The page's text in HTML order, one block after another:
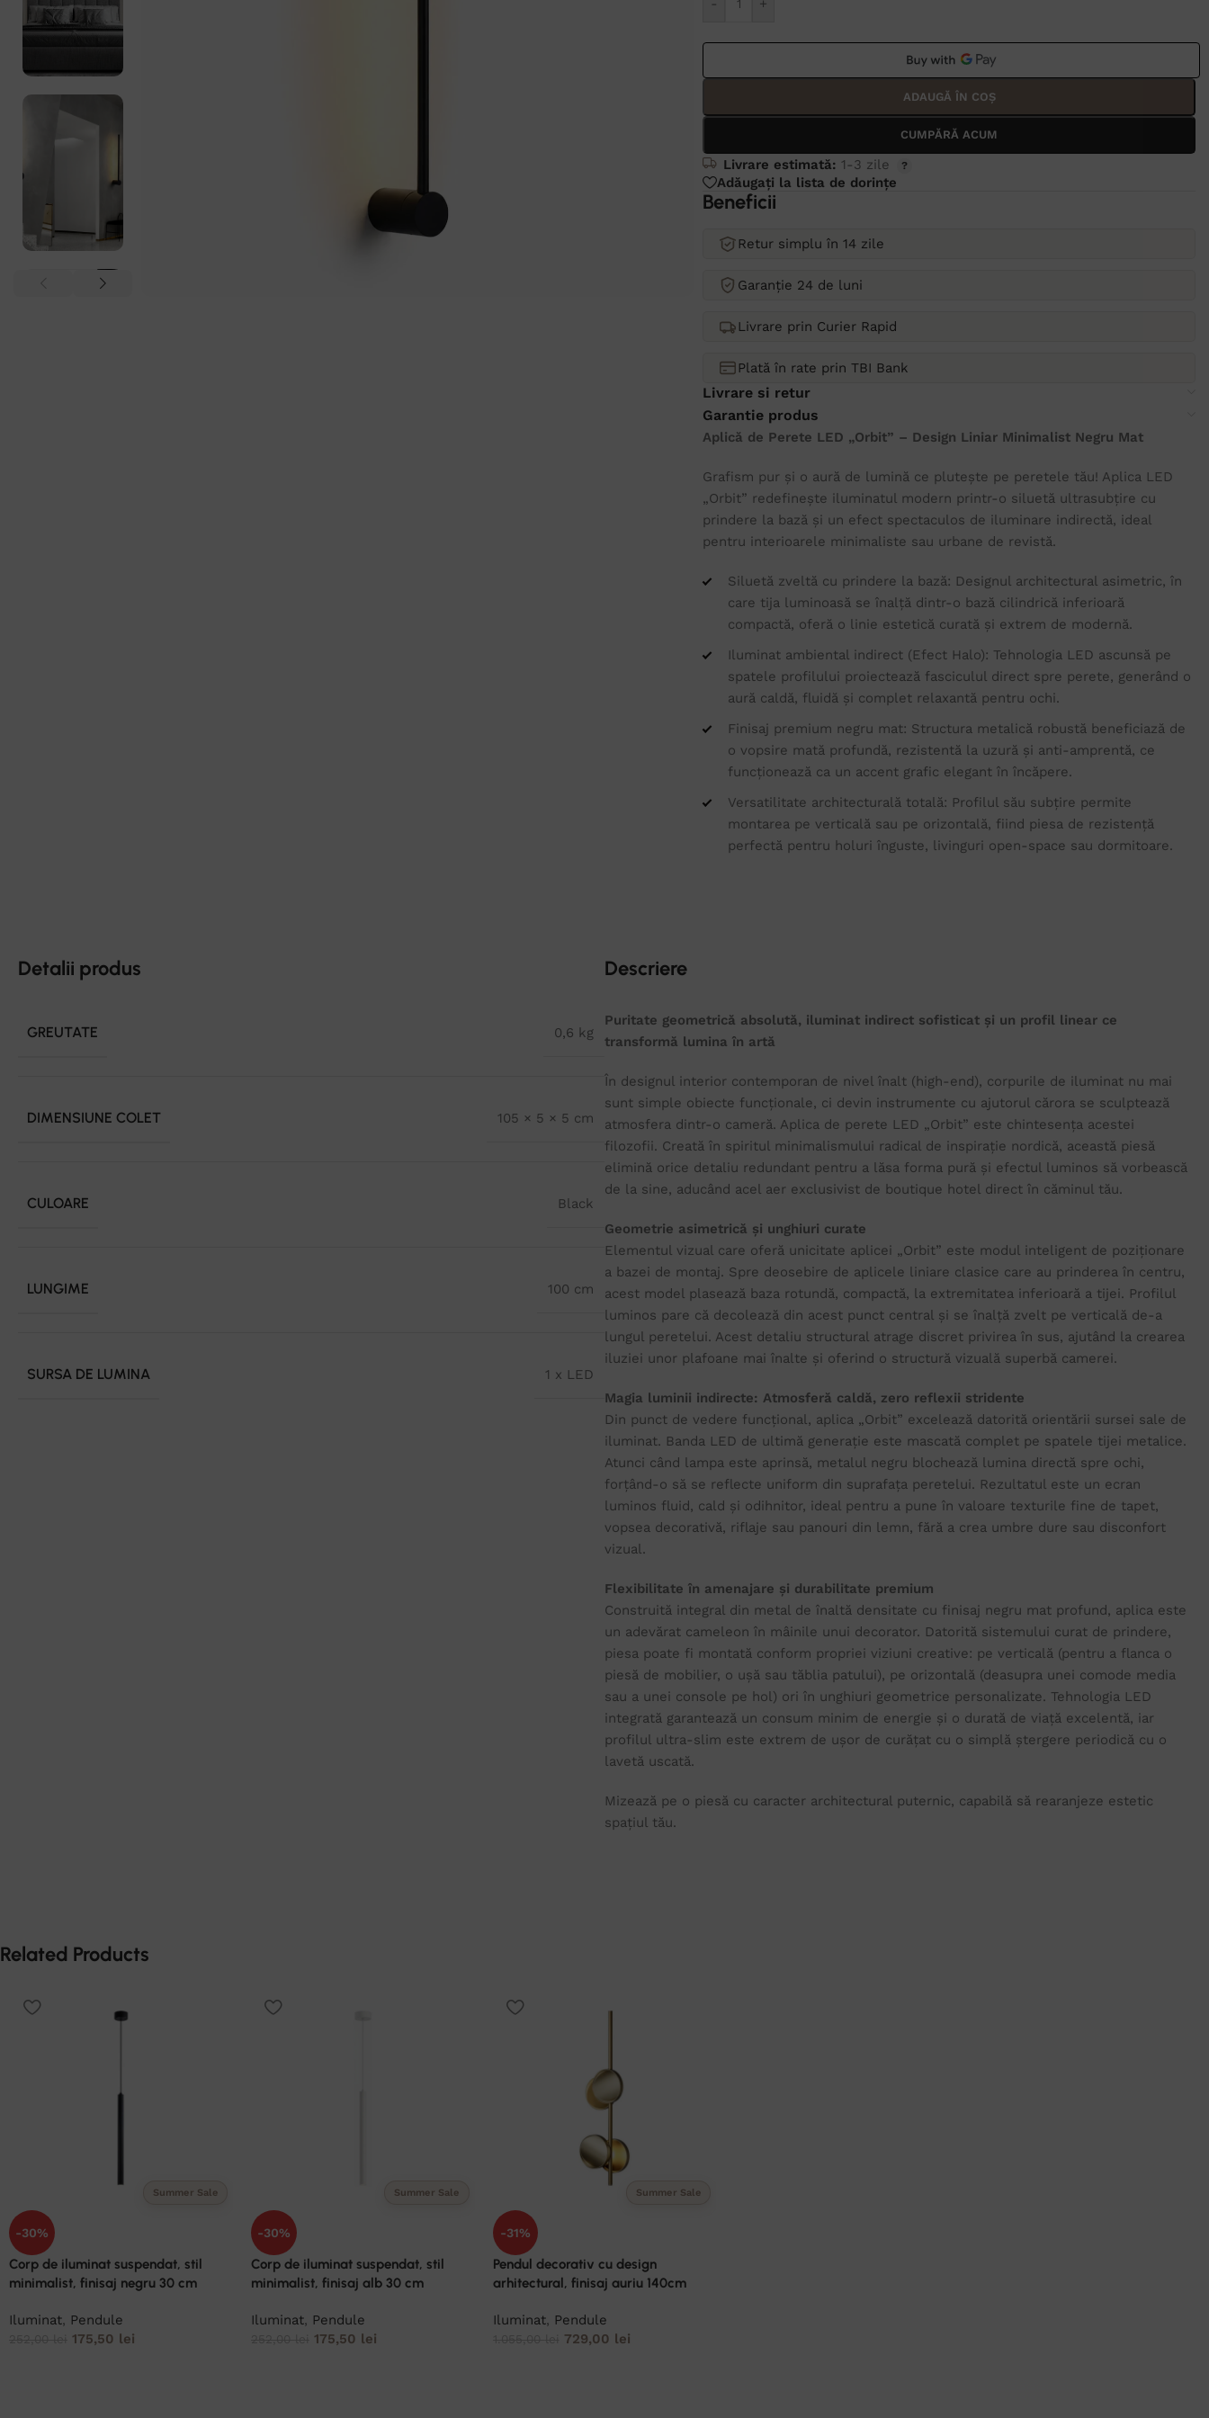
ADAUGĂ ÎN COȘ
CUMPĂRĂ ACUM
Livrare estimată: 1-3 zile
Adăugați la lista de dorințe
Beneficii
Retur simplu în 14 zile
Garanție 24 de luni
Livrare prin Curier Rapid
Plată în rate prin TBI Bank
Livrare si retur
Garantie produs
Aplică de Perete LED „Orbit” – Design Liniar Minimalist Negru Mat
Grafism pur și o aură de lumină ce plutește pe peretele tău! Aplica LED
„Orbit” redefinește iluminatul modern printr-o siluetă ultrasubțire cu
prindere la bază și un efect spectaculos de iluminare indirectă, ideal
pentru interioarele minimaliste sau urbane de revistă.
Siluetă zveltă cu prindere la bază: Designul architectural asimetric, în
care tija luminoasă se înalță dintr-o bază cilindrică inferioară
compactă, oferă o linie estetică curată și extrem de modernă.
Iluminat ambiental indirect (Efect Halo): Tehnologia LED ascunsă pe
spatele profilului proiectează fasciculul direct spre perete, generând o
aură caldă, fluidă și complet relaxantă pentru ochi.
Finisaj premium negru mat: Structura metalică robustă beneficiază de
o vopsire mată profundă, rezistentă la uzură și anti-amprentă, ce
funcționează ca un accent grafic elegant în încăpere.
Versatilitate architecturală totală: Profilul său subțire permite
montarea pe verticală sau pe orizontală, fiind piesa de rezistență
perfectă pentru holuri înguste, livinguri open-space sau dormitoare.
Detalii produs
GREUTATE 0,6 kg
DIMENSIUNE COLET 105 × 5 × 5 cm
CULOARE Black
LUNGIME 100 cm
SURSA DE LUMINA 1 x LED
Descriere
Puritate geometrică absolută, iluminat indirect sofisticat și un profil linear ce
transformă lumina în artă
În designul interior contemporan de nivel înalt (high-end), corpurile de iluminat nu mai
sunt simple obiecte funcționale, ci devin instrumente cu ajutorul cărora se sculptează
atmosfera dintr-o cameră. Aplica de perete LED „Orbit” este chintesența acestei
filozofii. Creată în spiritul minimalismului radical de inspirație nordică, această piesă
elimină orice detaliu redundant pentru a lăsa forma pură și efectul luminos să vorbească
de la sine, aducând acel aer exclusivist de boutique hotel direct în căminul tău.
Geometrie asimetrică și unghiuri curate
Elementul vizual care oferă unicitate aplicei „Orbit” este modul inteligent de poziționare
a bazei de montaj. Spre deosebire de aplicele liniare clasice care au prinderea în centru,
acest model plasează baza rotundă, compactă, la extremitatea inferioară a tijei. Profilul
luminos pare că decolează din acest punct central și se înalță zvelt pe verticală de-a
lungul peretelui. Acest detaliu structural atrage discret privirea în sus, ajutând la crearea
iluziei unor plafoane mai înalte și oferind o structură vizuală superbă camerei.
Magia luminii indirecte: Atmosferă caldă, zero reflexii stridente
Din punct de vedere funcțional, aplica „Orbit” excelează datorită orientării sursei sale de
iluminat. Banda LED de ultimă generație este mascată complet pe spatele tijei metalice.
Atunci când lampa este aprinsă, metalul negru blochează lumina directă spre ochi,
forțând-o să se reflecte uniform din suprafața peretelui. Rezultatul este un ecran
luminos fluid, cald și odihnitor, ideal pentru a pune în valoare texturile fine de tapet,
vopsea decorativă, riflaje sau panouri din lemn, fără a crea umbre dure sau disconfort
vizual.
Flexibilitate în amenajare și durabilitate premium
Construită integral din metal de înaltă densitate cu finisaj negru mat profund, aplica este
un adevărat cameleon în mâinile unui decorator. Datorită sistemului curat de prindere,
piesa poate fi montată conform propriei viziuni creative: pe verticală (pentru a flanca o
piesă de mobilier, o ușă sau tăblia patului), pe orizontală (deasupra unei comode media
sau a unei console pe hol) ori în unghiuri geometrice personalizate. Tehnologia LED
integrată garantează un consum minim de energie și o durată de viață excelentă, iar
profilul ultra-slim este extrem de ușor de curățat cu o simplă ștergere periodică cu o
lavetă uscată.
Mizează pe o piesă cu caracter architectural puternic, capabilă să rearanjeze estetic
spațiul tău.
Related Products
Summer Sale
-30%
Corp de iluminat suspendat, stil
minimalist, finisaj negru 30 cm
Iluminat, Pendule
175,50 lei
Summer Sale
-30%
Corp de iluminat suspendat, stil
minimalist, finisaj alb 30 cm
Iluminat, Pendule
175,50 lei
Summer Sale
-31%
Pendul decorativ cu design
arhitectural, finisaj auriu 140cm
Iluminat, Pendule
729,00 lei